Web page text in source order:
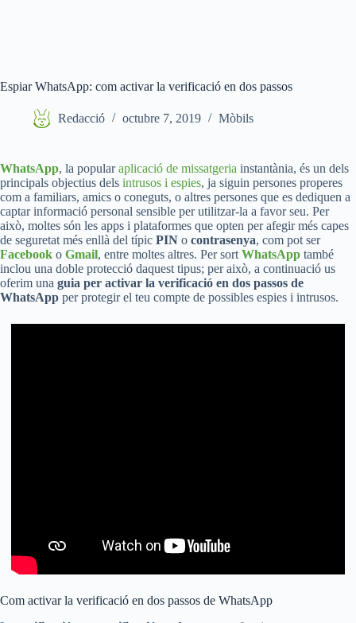
Espiar WhatsApp: com activar la verificació en dos passos
Redacció octubre 7, 2019 Mòbils
WhatsApp, la popularaplicació de missatgeria instantània, és un dels
principals objectius dels intrusos i espies, ja siguin persones properes
com a familiars, amics o coneguts, o altres persones que es dediquen a
captar informació personal sensible per utilitzar-la a favor seu. Per
això, moltes són les apps i plataformes que opten per afegir més capes
de seguretat més enllà del típic PIN o contrasenya, com pot ser
Facebook o Gmail, entre moltes altres. Per sort WhatsApp també
inclou una doble protecció daquest tipus; per això, a continuació us
oferim una guia per activar la verificació en dos passos de
WhatsApp per protegir el teu compte de possibles espies i intrusos.
Com activar la verificació en dos passos de WhatsApp